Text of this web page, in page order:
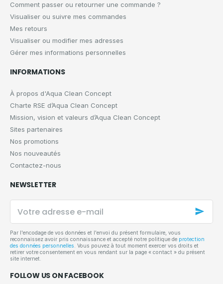
Comment passer ou retourner une commande ?
Visualiser ou suivre mes commandes
Mes retours
Visualiser ou modifier mes adresses
Gérer mes informations personnelles
INFORMATIONS
À propos d'Aqua Clean Concept
Charte RSE d’Aqua Clean Concept
Mission, vision et valeurs d’Aqua Clean Concept
Sites partenaires
Nos promotions
Nos nouveautés
Contactez-nous
NEWSLETTER
Votre
adresse
e-
mail
Par l'encodage de vos données et l'envoi du présent formulaire, vous
reconnaissez avoir pris connaissance et accepté notre politique de protection
des données personnelles. Vous pouvez à tout moment exercer vos droits et
retirer votre consentement en vous rendant sur la page « contact » du présent
site internet.
FOLLOW US ON FACEBOOK